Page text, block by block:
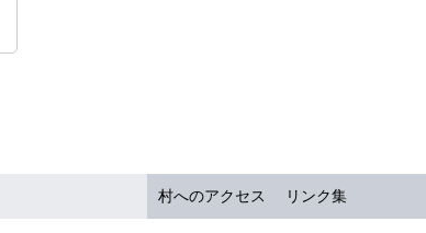
村へのアクセス リンク集